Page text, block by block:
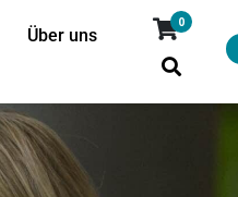
Über uns
0